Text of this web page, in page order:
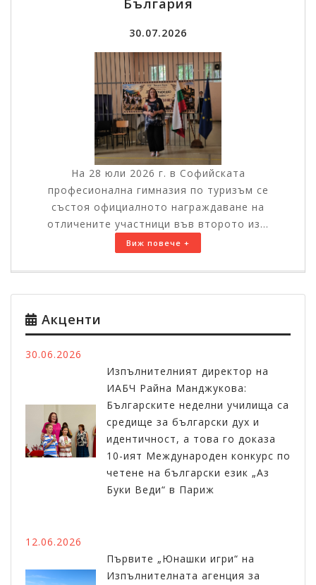
България
30.07.2026
На 28 юли 2026 г. в Софийската
професионална гимназия по туризъм се
състоя официалното награждаване на
отличените участници във второто из...
Виж повече +
Акценти
30.06.2026
Изпълнителният директор на
ИАБЧ Райна Манджукова:
Българските неделни училища са
средище за български дух и
идентичност, а това го доказа
10-ият Международен конкурс по
четене на български език „Аз
Буки Веди“ в Париж
12.06.2026
Първите „Юнашки игри“ на
Изпълнителната агенция за